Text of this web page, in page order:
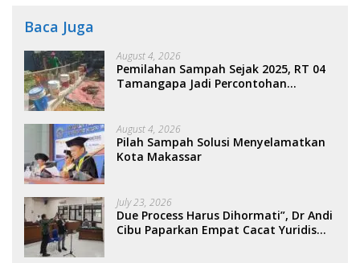
Baca Juga
August 4, 2026
Pemilahan Sampah Sejak 2025, RT 04
Tamangapa Jadi Percontohan
August 4, 2026
Pilah Sampah Solusi Menyelamatkan
Kota Makassar
July 23, 2026
Due Process Harus Dihormati”, Dr Andi
Cibu Paparkan Empat Cacat Yuridis